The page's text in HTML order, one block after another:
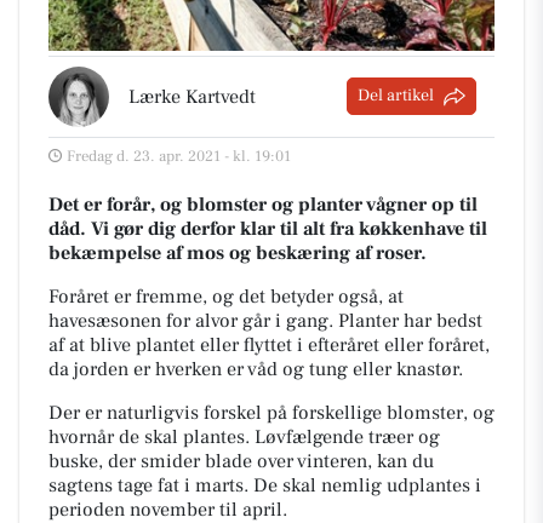
Lærke Kartvedt Del artikel
Fredag d. 23. apr. 2021 - kl. 19:01
Det er forår, og blomster og planter vågner op til
dåd. Vi gør dig derfor klar til alt fra køkkenhave til
bekæmpelse af mos og beskæring af roser.
Foråret er fremme, og det betyder også, at
havesæsonen for alvor går i gang. Planter har bedst
af at blive plantet eller flyttet i efteråret eller foråret,
da jorden er hverken er våd og tung eller knastør.
Der er naturligvis forskel på forskellige blomster, og
hvornår de skal plantes. Løvfælgende træer og
buske, der smider blade over vinteren, kan du
sagtens tage fat i marts. De skal nemlig udplantes i
perioden november til april.